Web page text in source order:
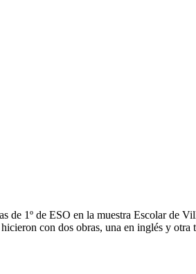
1º de ESO en la muestra Escolar de
con dos obras, una en inglés y otra